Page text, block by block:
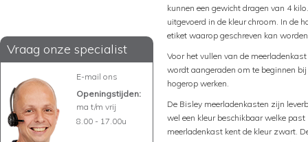
Vraag onze specialist
E-mail ons
Openingstijden:
ma t/m vrij
8.00 - 17.00u
kunnen een gewicht dragen van 4
uitgevoerd in de kleur chroom. In de
etiket waarop geschreven kan
Voor het vullen van de
wordt aangeraden om te beginnen
hogerop werken.
De Bisley meerladenkasten zijn
wel een kleur beschikbaar welke
meerladenkast kent de kleur zwart.